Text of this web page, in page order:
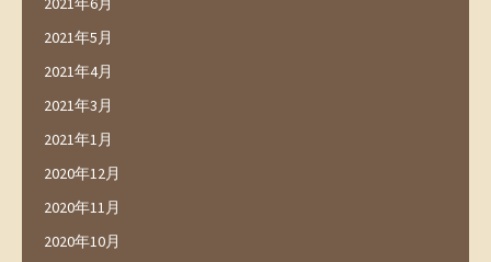
2021年5月
2021年4月
2021年3月
2021年1月
2020年12月
2020年11月
2020年10月